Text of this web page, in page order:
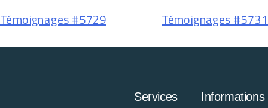
Témoignages #5729 Témoignages #5731
Services
Informations